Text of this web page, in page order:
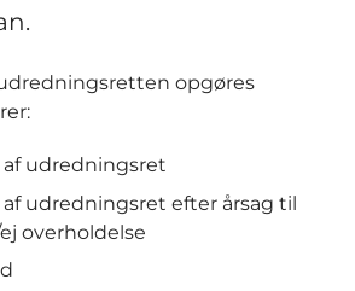
opgøres
udredningsret
udredningsret efter årsag til
overholdelse